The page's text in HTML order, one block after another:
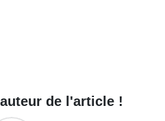
de l'article !